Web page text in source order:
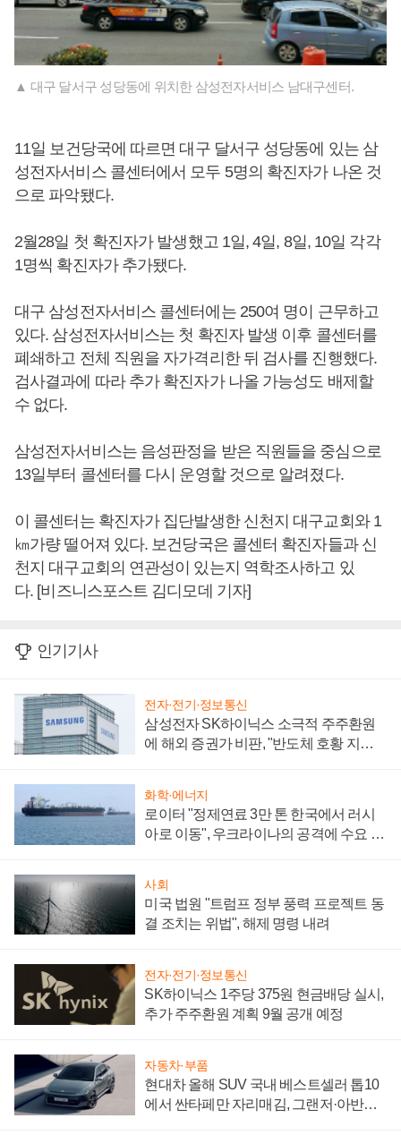
▲ 대구 달서구 성당동에 위치한 삼성전자서비스 남대구센터.
11일 보건당국에 따르면 대구 달서구 성당동에 있는 삼
성전자서비스 콜센터에서 모두 5명의 확진자가 나온 것
으로 파악됐다.
2월28일 첫 확진자가 발생했고 1일, 4일, 8일, 10일 각각
1명씩 확진자가 추가됐다.
대구 삼성전자서비스 콜센터에는 250여 명이 근무하고
있다. 삼성전자서비스는 첫 확진자 발생 이후 콜센터를
폐쇄하고 전체 직원을 자가격리한 뒤 검사를 진행했다.
검사결과에 따라 추가 확진자가 나올 가능성도 배제할
수 없다.
삼성전자서비스는 음성판정을 받은 직원들을 중심으로
13일부터 콜센터를 다시 운영할 것으로 알려졌다.
이 콜센터는 확진자가 집단발생한 신천지 대구교회와 1
㎞가량 떨어져 있다. 보건당국은 콜센터 확진자들과 신
천지 대구교회의 연관성이 있는지 역학조사하고 있
다. [비즈니스포스트 김디모데 기자]
인기기사
전자·전기·정보통신
삼성전자 SK하이닉스 소극적 주주환원
에 해외 증권가 비판, "반도체 호황 지속
화학·에너지
로이터 "정제연료 3만 톤 한국에서 러시
아로 이동", 우크라이나의 공격에 수요 늘
사회
미국 법원 "트럼프 정부 풍력 프로젝트 동
결 조치는 위법", 해제 명령 내려
전자·전기·정보통신
SK하이닉스 1주당 375원 현금배당 실시,
추가 주주환원 계획 9월 공개 예정
자동차·부품
현대차 올해 SUV 국내 베스트셀러 톱10
에서 싼타페만 자리매김, 그랜저·아반떼